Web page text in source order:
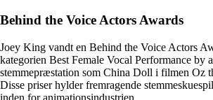
Behind the Voice Actors Awards
Joey King vandt en Behind the Voice Actors
kategorien Best Female Vocal Performance by
stemmepræstation som China Doll i filmen Oz
Disse priser hylder fremragende
inden for animationsindustrien.